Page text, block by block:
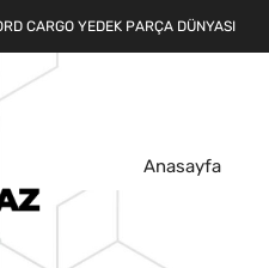
CARGO YEDEK PARÇA DÜNYASI
Anasayfa